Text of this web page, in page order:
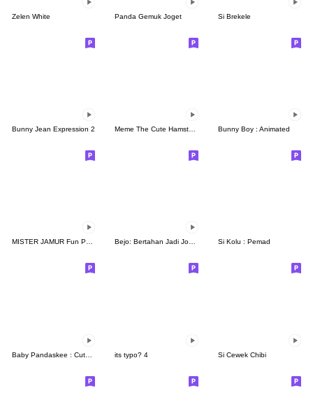
Zelen White Panda Gemuk Joget Si Brekele
Bunny Jean Expression 2 Bunny Boy : Animated
MISTER JAMUR Fun Pack Bejo: Bertahan Jadi Jomblo Si Kolu : Pemad
its typo? 4 Si Cewek Chibi